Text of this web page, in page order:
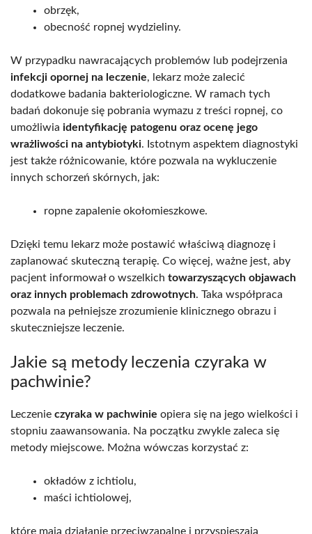
obrzęk,
obecność ropnej wydzieliny.
W przypadku nawracających problemów lub podejrzenia
infekcji opornej na leczenie, lekarz może zalecić
dodatkowe badania bakteriologiczne. W ramach tych
badań dokonuje się pobrania wymazu z treści ropnej, co
umożliwia identyfikację patogenu oraz ocenę jego
wrażliwości na antybiotyki. Istotnym aspektem diagnostyki
jest także różnicowanie, które pozwala na wykluczenie
innych schorzeń skórnych, jak:
ropne zapalenie okołomieszkowe.
Dzięki temu lekarz może postawić właściwą diagnozę i
zaplanować skuteczną terapię. Co więcej, ważne jest, aby
pacjent informował o wszelkich towarzyszących objawach
oraz innych problemach zdrowotnych. Taka współpraca
pozwala na pełniejsze zrozumienie klinicznego obrazu i
skuteczniejsze leczenie.
Jakie są metody leczenia czyraka w
pachwinie?
Leczenie czyraka w pachwinie opiera się na jego wielkości i
stopniu zaawansowania. Na początku zwykle zaleca się
metody miejscowe. Można wówczas korzystać z:
okładów z ichtiolu,
maści ichtiolowej,
które mają działanie przeciwzapalne i przyspieszają